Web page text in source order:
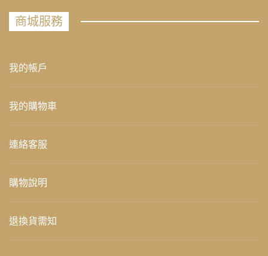
商城服務
我的帳戶
我的購物車
連絡客服
購物說明
退換貨需知